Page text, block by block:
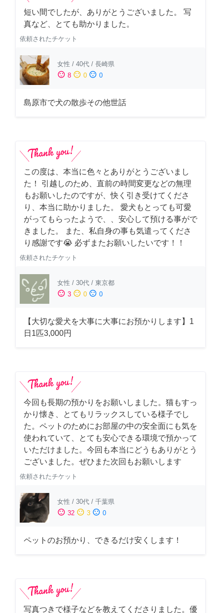
短い間でしたが、ありがとうございました。 写
真など、とても助かりました。
依頼されたチケット
女性 / 40代 / 長崎県
sentiment_satisfied 8 sentiment_neutral 0 sentiment_dissatisfied 0
島原市で犬の散歩その他世話
この度は、本当に色々とありがとうございまし
た！ 引越しのため、直前の時間変更などの無理
もお願いしたのですが、快く引き受けてくださ
り、本当に助かりました。 愛犬もとっても可愛
がってもらったようで、、安心して預ける事がで
きました。 また、私自身の事も気遣ってくださ
り感謝です😭 必ずまたお願いしたいです！！
依頼されたチケット
女性 / 30代 / 東京都
sentiment_satisfied 3 sentiment_neutral 0 sentiment_dissatisfied 0
【大切な愛犬を大事に大事にお預かりします】1
日1匹3,000円
今回も長期の預かりをお願いしました。猫もすっ
かり懐き、とてもリラックスしている様子でし
た。ペットのためにお部屋の中の安全面にも気を
使われていて、とても安心できる環境で預かって
いただけました。今回も本当にどうもありがとう
ございました。ぜひまた次回もお願いします
依頼されたチケット
女性 / 30代 / 千葉県
sentiment_satisfied 32 sentiment_neutral 3 sentiment_dissatisfied 0
ペットのお預かり、できるだけ安くします！
写真つきで様子などを教えてくださりました。優